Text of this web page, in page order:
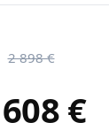
2 898 €
€